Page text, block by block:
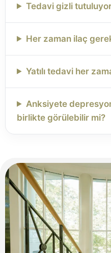
Tedavi gizli
Her zaman ilaç
Yatılı tedavi her
Anksiyete
birlikte görülebilir mi?